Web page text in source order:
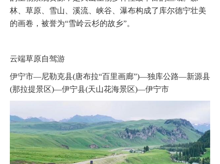
林、草原、雪山、溪流、峡谷、瀑布构成了库尔德宁壮美
的画卷，被誉为“雪岭云杉的故乡”。
云端草原自驾游
伊宁市—尼勒克县(唐布拉“百里画廊”)—独库公路—新源县
(那拉提景区)—伊宁县(天山花海景区)—伊宁市